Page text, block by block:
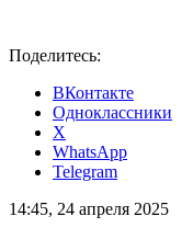
Поделитесь:
ВКонтакте
Одноклассники
X
WhatsApp
Telegram
14:45, 24 апреля 2025